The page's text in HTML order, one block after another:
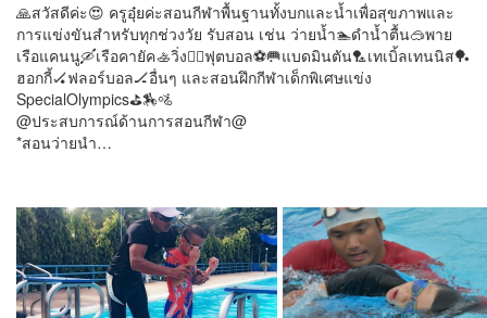
🙏สวัสดีค่ะ😍 ครูอุ๋ยค่ะสอนกีฬาพื้นฐานทั้งบกและน้ำเพื่อสุขภาพและ
การแข่งขันสำหรับทุกช่วงวัย รับสอน เช่น ว่ายน้ำ🏊ดำน้ำตื้น🥽พาย
เรือแคนนู🛶เรือคายัค🚣วิ่ง🏃‍♂️ฟุตบอล⚽🥅แบดมินตัน🏸เทเบิ้ลเทนนิส🏓
ฮอกกี้🏑ฟลอร์บอล🏒อื่นๆ และสอนฝึกกีฬาเด็กพิเศษแข่ง
SpecialOlympics⛳🏇🚵
@ประสบการณ์ด้านการสอนกีฬา@
*สอนว่ายนำ…